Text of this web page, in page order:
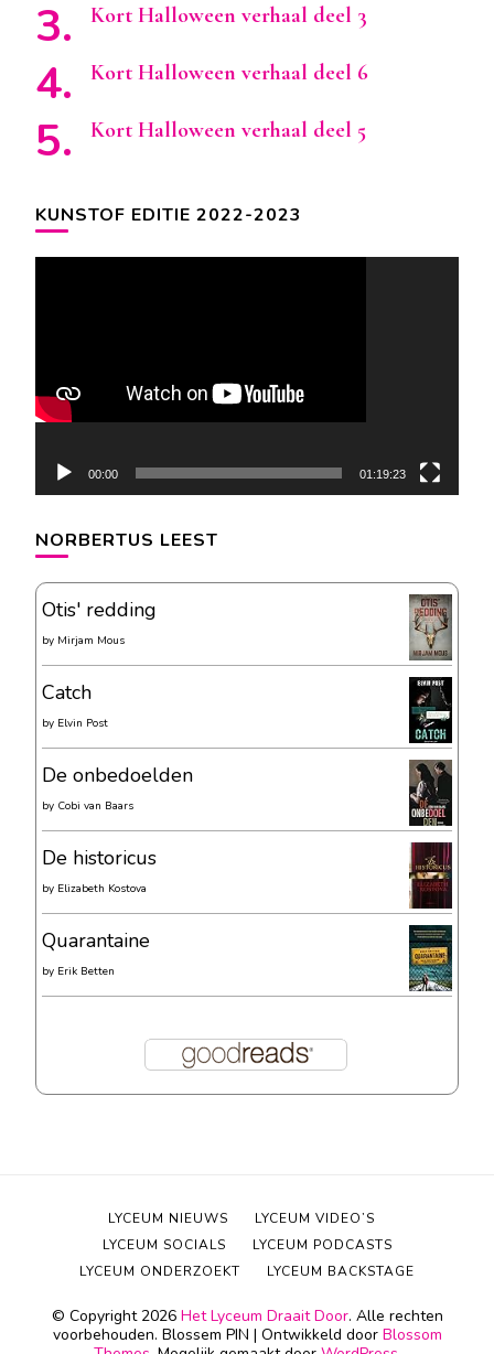
Kort Halloween verhaal deel 3
Kort Halloween verhaal deel 6
Kort Halloween verhaal deel 5
KUNSTOF EDITIE 2022-2023
00:00 01:19:23
NORBERTUS LEEST
Otis' redding
by Mirjam Mous
Catch
by Elvin Post
De onbedoelden
by Cobi van Baars
De historicus
by Elizabeth Kostova
Quarantaine
by Erik Betten
© Copyright 2026 Het Lyceum Draait Door. Alle rechten
voorbehouden. Blossem PIN | Ontwikkeld door Blossom
LYCEUM NIEUWS
LYCEUM VIDEO’S
LYCEUM SOCIALS
LYCEUM PODCASTS
LYCEUM ONDERZOEKT
LYCEUM BACKSTAGE